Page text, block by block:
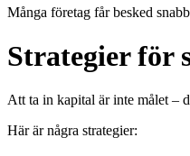
Många företag får besked
Strategier för
Att ta in kapital är inte målet –
Här är några strategier: